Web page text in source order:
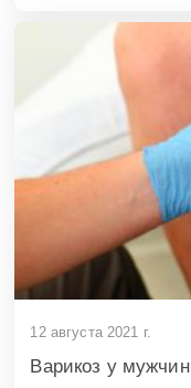
12 августа 2021 г.
Варикоз у мужчин